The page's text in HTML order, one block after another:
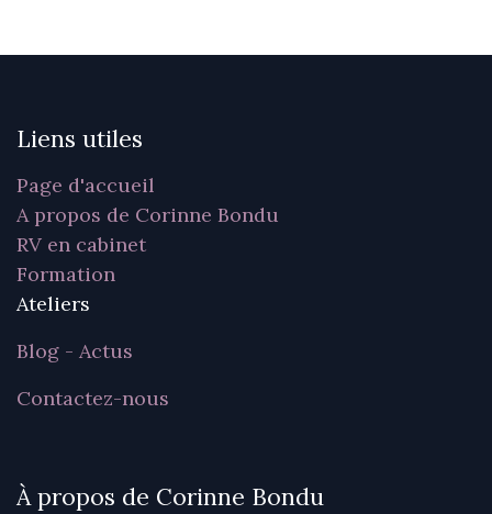
Liens utiles
Page d'accueil
A propos de Corinne Bondu
RV en cabinet
Formation
Ateliers
Blog - Actus
Contactez-nous
À propos de Corinne Bondu